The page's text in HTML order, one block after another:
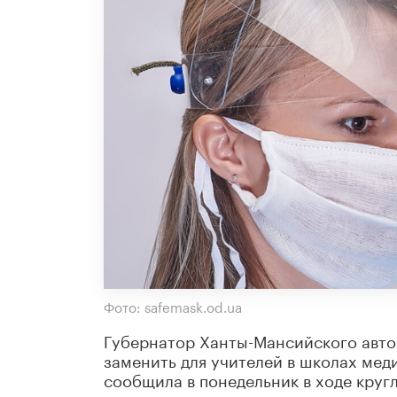
Фото: safemask.od.ua
Губернатор Ханты-Мансийского
заменить для учителей в школах
сообщила в понедельник в ходе